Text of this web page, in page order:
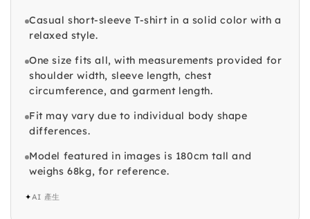
Casual short-sleeve T-shirt in a solid color with a
relaxed style.
One size fits all, with measurements provided for
shoulder width, sleeve length, chest
circumference, and garment length.
Fit may vary due to individual body shape
differences.
Model featured in images is 180cm tall and
weighs 68kg, for reference.
✦AI 產生